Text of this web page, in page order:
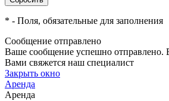
* - Поля, обязательные для заполнения
Сообщение отправлено
Ваше сообщение успешно отправлено.
Вами свяжется наш специалист
Закрыть окно
Аренда
Аренда